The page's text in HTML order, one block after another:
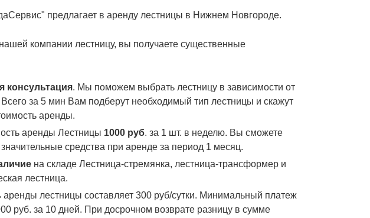
предлагает в аренду лестницы в Нижнем Новгороде.
компании лестницу, вы получаете существенные
консультация. Мы поможем выбрать лестницу в зависимости от
Всего за 5 мин Вам подберут необходимый тип лестницы и скажут
аренды.
аренды Лестницы 1000 руб. за 1 шт. в неделю. Вы сможете
средства при аренде за период 1 месяц.
на складе Лестница-стремянка, лестница-трансформер и
лестница.
аренды лестницы составляет 300 руб/сутки. Минимальный платеж
руб. за 10 дней. При досрочном возврате разницу в сумме